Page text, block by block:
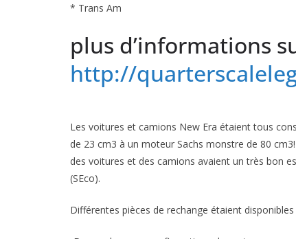
* Trans Am
plus d’informations
http://
Les voitures et camions New Era étaient tous
de 23 cm3 à un moteur Sachs monstre de 80
des voitures et des camions avaient un très bon
(SEco).
Différentes pièces de rechange étaient disponibles